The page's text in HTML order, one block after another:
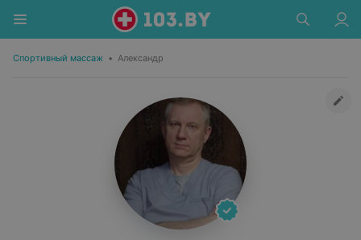
Спортивный массаж • Александр